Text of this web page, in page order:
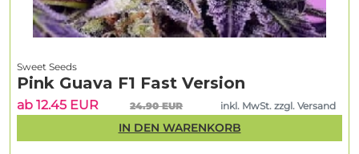
Sweet Seeds
Pink Guava F1 Fast Version
ab 12.45 EUR 24.90 EUR inkl. MwSt. zzgl. Versand
IN DEN WARENKORB